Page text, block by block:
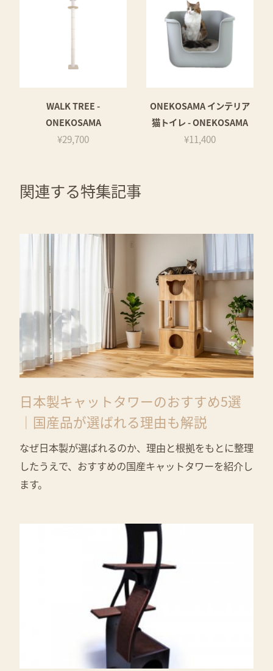
WALK TREE -
ONEKOSAMA
¥29,700
ONEKOSAMA インテリア
猫トイレ - ONEKOSAMA
¥11,400
関連する特集記事
日本製キャットタワーのおすすめ5選
｜国産品が選ばれる理由も解説
なぜ日本製が選ばれるのか、理由と根拠をもとに整理
したうえで、おすすめの国産キャットタワーを紹介し
ます。